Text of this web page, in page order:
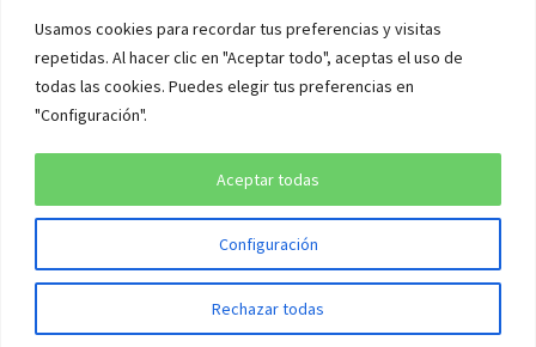
Usamos cookies para recordar tus preferencias y visitas
repetidas. Al hacer clic en "Aceptar todo", aceptas el uso de
todas las cookies. Puedes elegir tus preferencias en
"Configuración".
Configuración
Rechazar todas
Aceptar todas
AVISO LEGAL Y POLÍTICAS
Aviso legal
Política de cookies
Copyright © 2026¡QUÉ HISTORIA!. Funciona conWordPressy